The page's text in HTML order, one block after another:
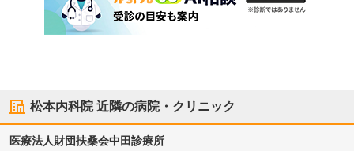
松本内科院近隣の病院・クリニック
医療法人財団扶桑会中田診療所